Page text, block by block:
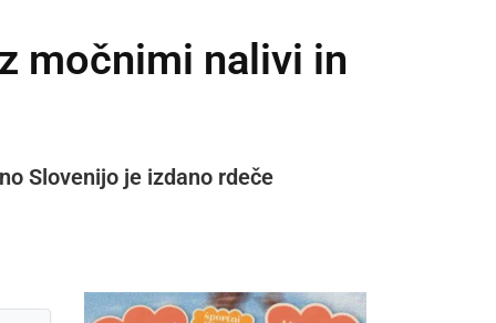
močnimi nalivi in
Slovenijo je izdano rdeče